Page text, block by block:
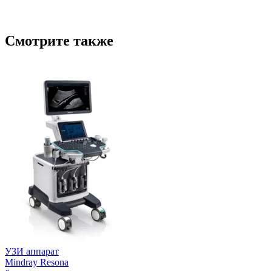
Смотрите также
УЗИ аппарат
Mindray Resona